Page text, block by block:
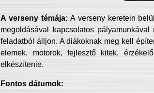
A verseny témája: A verseny keretein
megoldásával kapcsolatos
feladatból álljon. A diákoknak meg kell
elemek, motorok, fejlesztő kitek,
elkészítenie.
Fontos dátumok: